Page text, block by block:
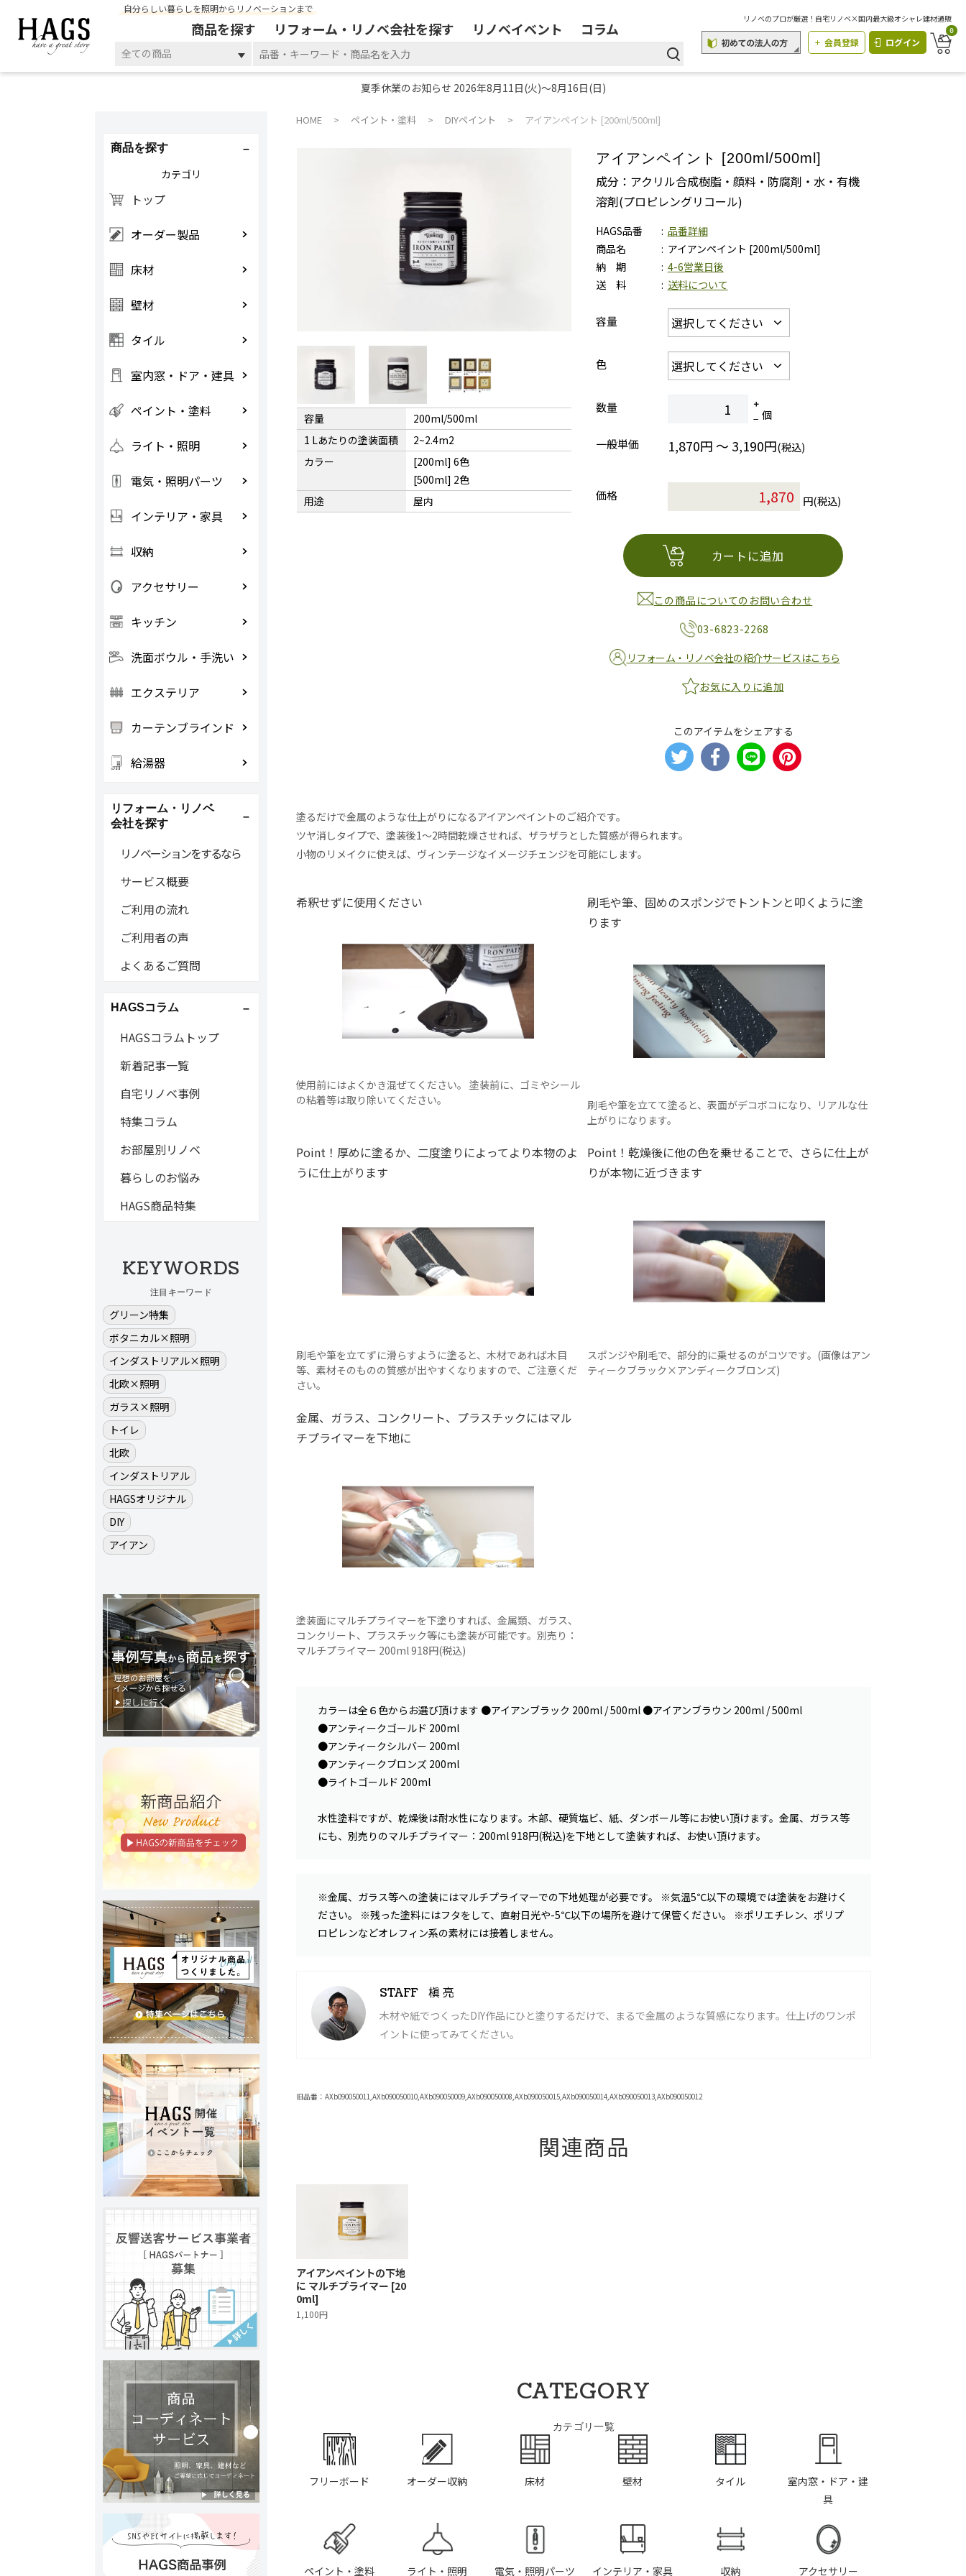
自分らしい暮らしを照明からリノベーションまで
商品を探す リフォーム・リノベ会社を探す リノベイベント コラム
全ての商品
リノベのプロが厳選！自宅リノベ×国内最大級オシャレ建材通販
会員登録 ログイン
0
夏季休業のお知らせ 2026年8月11日(火)～8月16日(日)
HOME ペイント・塗料 DIYペイント アイアンペイント [200ml/500ml]
容量
200ml/500ml
1 Lあたりの塗装面積
2~2.4m2
カラー
[200ml] 6色
[500ml] 2色
用途
屋内
アイアンペイント [200ml/500ml]
成分：アクリル合成樹脂・顔料・防腐剤・水・有機
溶剤(プロピレングリコール)
HAGS品番
品番詳細
商品名
アイアンペイント [200ml/500ml]
納 期
4-6営業日後
送 料
送料について
容量
色
数量
個
一般単価
1,870円 ～ 3,190円(税込)
価格 円(税込)
カートに追加
この商品についてのお問い合わせ
03-6823-2268
リフォーム・リノベ会社の紹介サービスはこちら
お気に入りに追加
このアイテムをシェアする
塗るだけで金属のような仕上がりになるアイアンペイントのご紹介です。
ツヤ消しタイプで、塗装後1〜2時間乾燥させれば、ザラザラとした質感が得られます。
小物のリメイクに使えば、ヴィンテージなイメージチェンジを可能にします。
希釈せずに使用ください
使用前にはよくかき混ぜてください。 塗装前に、ゴミやシール
の粘着等は取り除いてください。
刷毛や筆、固めのスポンジでトントンと叩くように塗
ります
刷毛や筆を立てて塗ると、表面がデコボコになり、リアルな仕
上がりになります。
Point！厚めに塗るか、二度塗りによってより本物のよ
うに仕上がります
刷毛や筆を立てずに滑らすように塗ると、木材であれば木目
等、素材そのものの質感が出やすくなりますので、ご注意くだ
さい。
Point！乾燥後に他の色を乗せることで、さらに仕上が
りが本物に近づきます
スポンジや刷毛で、部分的に乗せるのがコツです。(画像はアン
ティークブラック×アンディークブロンズ)
金属、ガラス、コンクリート、プラスチックにはマル
チプライマーを下地に
塗装面にマルチプライマーを下塗りすれば、金属類、ガラス、
コンクリート、プラスチック等にも塗装が可能です。別売り：
マルチプライマー 200ml 918円(税込)
カラーは全６色からお選び頂けます ●アイアンブラック 200ml / 500ml ●アイアンブラウン 200ml / 500ml
●アンティークゴールド 200ml
●アンティークシルバー 200ml
●アンティークブロンズ 200ml
●ライトゴールド 200ml
水性塗料ですが、乾燥後は耐水性になります。木部、硬質塩ビ、紙、ダンボール等にお使い頂けます。金属、ガラス等
にも、別売りのマルチプライマー：200ml 918円(税込)を下地として塗装すれば、お使い頂けます。
※金属、ガラス等への塗装にはマルチプライマーでの下地処理が必要です。 ※気温5℃以下の環境では塗装をお避けく
ださい。 ※残った塗料にはフタをして、直射日光や-5℃以下の場所を避けて保管ください。 ※ポリエチレン、ポリプ
ロピレンなどオレフィン系の素材には接着しません。
STAFF 槇 亮
木材や紙でつくったDIY作品にひと塗りするだけで、まるで金属のような質感になります。仕上げのワンポ
イントに使ってみてください。
旧品番：AXb090050011,AXb090050010,AXb090050009,AXb090050008,AXb090050015,AXb090050014,AXb090050013,AXb090050012
関連商品
アイアンペイントの下地
に マルチプライマー [20
0ml]
1,100円
CATEGORY
カテゴリ一覧
フリーボード オーダー収納 床材 壁材 タイル
室内窓・ドア・建
具
ペイント・塗料 ライト・照明 電気・照明パーツ インテリア・家具 収納 アクセサリー
商品を探す
カテゴリ
トップ
オーダー製品
床材
壁材
タイル
室内窓・ドア・建具
ペイント・塗料
ライト・照明
電気・照明パーツ
インテリア・家具
収納
アクセサリー
キッチン
洗面ボウル・手洗い
エクステリア
カーテンブラインド
給湯器
リフォーム・リノベ
会社を探す
リノベーションをするなら
サービス概要
ご利用の流れ
ご利用者の声
よくあるご質問
HAGSコラム
HAGSコラムトップ
新着記事一覧
自宅リノベ事例
特集コラム
お部屋別リノベ
暮らしのお悩み
HAGS商品特集
KEYWORDS
注目キーワード
グリーン特集
ボタニカル×照明
インダストリアル×照明
北欧×照明
ガラス×照明
トイレ
北欧
インダストリアル
HAGSオリジナル
DIY
アイアン